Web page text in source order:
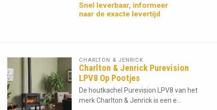
Snel leverbaar, informeer
naar de exacte levertijd
CHARLTON & JENRICK
Charlton & Jenrick Purevision
LPV8 Op Pootjes
De houtkachel Purevision LPV8 van het
merk Charlton & Jenrick is een e...